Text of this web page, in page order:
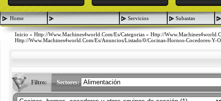
Home Servicios Subastas
Inicio » Http://www.machines4world.com/es/categorias » Http://
Http://www.machines4world.com/es/anuncios/listado/0/cocinas-Hornos-Cocedores-Y-
Filtro: Sectores: